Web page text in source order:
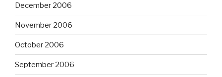
December 2006
November 2006
October 2006
September 2006